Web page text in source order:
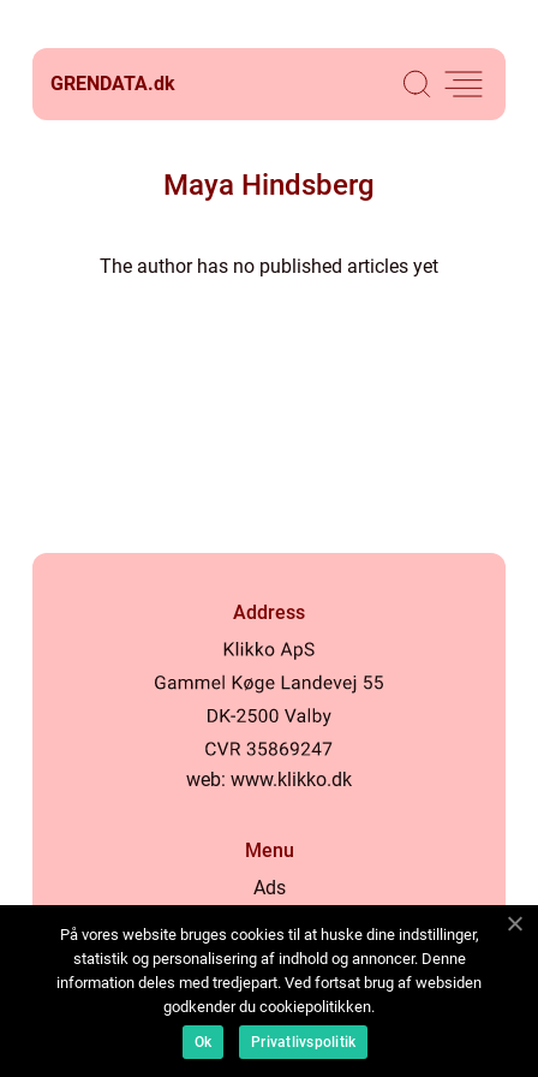
GRENDATA.dk
Maya Hindsberg
The author has no published articles yet
Address
web: www.klikko.dk
Menu
Ads
Cookies
Contact
Sitemap
På vores website bruges cookies til at huske dine indstillinger,
statistik og personalisering af indhold og annoncer. Denne
information deles med tredjepart. Ved fortsat brug af websiden
godkender du cookiepolitikken.
Ok Privatlivspolitik